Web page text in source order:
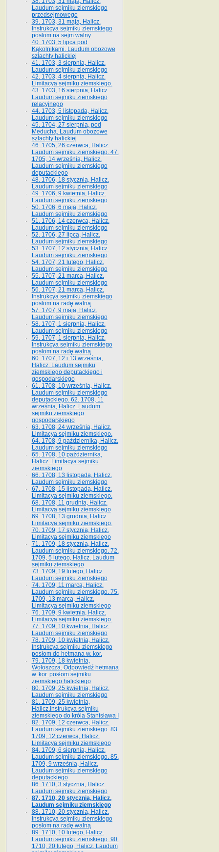
Laudum sejmiku ziemskiego
przedsejmowego
39. 1703, 31 maja, Halicz.
Instrukcya sejmiku ziemskiego
posłom na sejm walny
40. 1703, 5 lipca pod
Kąkolnikami. Laudum obozowe
szlachty halickiej
41­. 1703, 3 sierpnia, Halicz.
Laudum sejmiku ziemskiego
42. 1703, 4 sierpnia, Halicz.
Limitacya sejmiku ziemskiego.
43. 1703, 16 sierpnia, Halicz.
Laudum sejmiku ziemskiego
relacyjnego
44. 1703, 5 listopada, Halicz.
Laudum sejmiku ziemskiego
45. 1704, 27 sierpnia, pod
Meduchą. Laudum obozowe
szlachty halickiej
46. 1705, 26 czerwca, Halicz.
Laudum sejmiku ziemskiego. 47.
1705, 14 września, Halicz.
Laudum sejmiku ziemskiego
deputackiego
48. 1706, 18 stycznia, Halicz.
Laudum sejmiku ziemskiego
49. 1706, 9 kwietnia, Halicz.
Laudum sejmiku ziemskiego
50. 1706, 6 maja, Halicz.
Laudum sejmiku ziemskiego
51. 1706, 14 czerwca, Halicz.
Laudum sejmiku ziemskiego
52. 1706, 27 lipca, Halicz.
Laudum sejmiku ziemskiego
53. 1707, 12 stycznia, Halicz.
Laudum sejmiku ziemskiego
54. 1707, 21 lutego, Halicz.
Laudum sejmiku ziemskiego
55. 1707, 21 marca, Halicz.
Laudum sejmiku ziemskiego
56. 1707, 21 marca, Halicz.
Instrukcya sejmiku ziemskiego
posłom na radę walną
57. 1707, 9 maja, Halicz.
Laudum sejmiku ziemskiego
58. 1707, 1 sierpnia, Halicz.
Laudum sejmiku ziemskiego
59. 1707, 1 sierpnia, Halicz.
Instrukcya sejmiku ziemskiego
posłom na radę walną
60. 1707, 12 i 13 września,
Halicz. Laudum sejmiku
ziemskiego deputackiego i
gospodarskiego
61. 1708, 10 września, Halicz.
Laudum sejmiku ziemskiego
deputackiego. 62. 1708, 11
września, Halicz. Laudum
sejmiku ziemskiego
gospodarskiego
63. 1708, 24 września, Halicz.
Limitacya sejmiku ziemskiego.
64. 1708, 9 października, Halicz.
Laudum sejmiku ziemskiego
65­. 1708, 10 października,
Halicz. Limitacya sejmiku
ziemskiego
66. 1708, 13 listopada, Halicz.
Laudum sejmiku ziemskiego
67. 1708, 15 listopada, Halicz.
Limitacya sejmiku ziemskiego.
68. 1708, 11 grudnia, Halicz.
Limitacya sejmiku ziemskiego
69. 1708, 13 grudnia, Halicz.
Limitacya sejmiku ziemskiego.
70. 1709, 17 stycznia, Halicz.
Limitacya sejmiku ziemskiego
71. 1709, 18 stycznia, Halicz.
Laudum sejmiku ziemskiego. 72.
1709, 5 lutego, Halicz. Laudum
sejmiku ziemskiego
73. 1709, 19 lutego, Halicz.
Laudum sejmiku ziemskiego
74. 1709, 11 marca, Halicz.
Laudum sejmiku ziemskiego. 75.
1709, 13 marca, Halicz.
Limitacya sejmiku ziemskiego
76. 1709, 9 kwietnia, Halicz.
Limitacya sejmiku ziemskiego.
77. 1709, 10 kwietnia, Halicz.
Laudum sejmiku ziemskiego
78. 1709, 10 kwietnia, Halicz.
Instrukcya sejmiku ziemskiego
posłom do hetmana w. kor.
79. 1709, 18 kwietnia,
Wołoszcza. Odpowiedź hetmana
w. kor. posłom sejmiku
ziemskiego halickiego
80. 1709, 25 kwietnia, Halicz.
Laudum sejmiku ziemskiego
81. 1709, 25 kwietnia,
Halicz.Instrukcya sejmiku
ziemskiego do króla Stanisława I
82. 1709, 12 czerwca, Halicz.
Laudum sejmiku ziemskiego. 83.
1709, 12 czerwca, Halicz.
Limitacya sejmiku ziemskiego
84. 1709, 6 sierpnia, Halicz.
Laudum sejmiku ziemskiego. 85.
1709, 9 września, Halicz.
Laudum sejmiku ziemskiego
deputackiego
86. 1710, 3 stycznia, Halicz.
Laudum sejmiku ziemskiego
87. 1710, 20 stycznia, Halicz.
Laudum sejmiku ziemskiego
88. 1710, 20 stycznia, Halicz.
Instrukcya sejmiku ziemskiego
posłom na radę walną
89. 1710, 10 lutego, Halicz.
Laudum sejmiku ziemskiego. 90.
1710, 20 lutego, Halicz. Laudum